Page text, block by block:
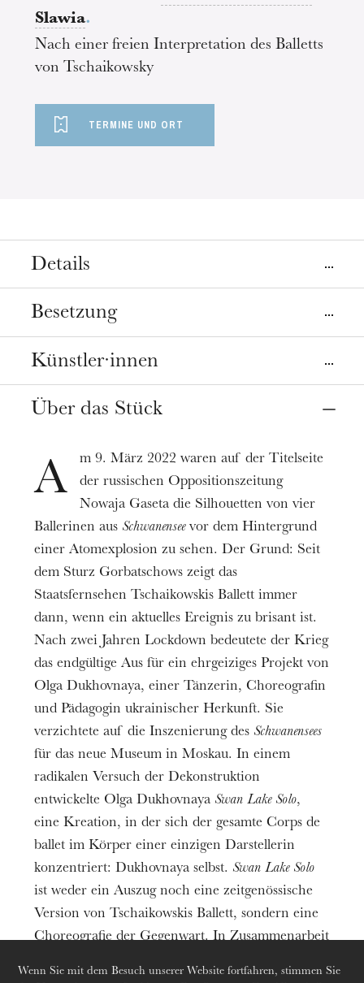
Wenn Sie mit dem Besuch unserer Website fortfahren, stimmen Sie
Slawia.
Nach einer freien Interpretation des Balletts
von Tschaikowsky
TERMINE UND ORT
Details
Ort
Straßburg
Salle des fêtes de l'Aubette 1928
05 06Mai 2023
Preis
Eintritt frei (im Rahmen der verfügbaren
Plätze)
Spieldauer
0h35
Informationen
Auf Vorschlag von POLE-SUD, Centre de
développement chorégraphique national.
Produktion C.A.M.P / Amélie-Anne Chapelain.
Koproduktion Le Quartz - Scène Nationale de
Brest, Au bout du plongeoir & la Coopération
Nantes-Rennes-Brest-Rouen - Itinéraires
d'artiste(s).
Mit der Unterstützung der Rencontres
chorégraphiques internationales de Seine-Saint-
Denis, der DRAC Bretagne und Danse Dense;
Dank an das CCNRB - Collectif FAIR-E für die
Studioausleihe.
Besetzung
Partition chorégraphique
Olga Dukhovnaya, Alexis Hedouin
Partition sonore
Partition lumière et costume
Guillaume Jouin Marion Regnier
Régie générale
Moustache, Felix Löhmann
Regard extérieur
François Maurisse
Künstler·innen
Choreographin, Tanzerin
Über das Stück
A
m 9. März 2022 waren auf der Titelseite
der russischen Oppositionszeitung
Nowaja Gaseta die Silhouetten von vier
Ballerinen aus Schwanenseevor dem Hintergrund
einer Atomexplosion zu sehen. Der Grund: Seit
dem Sturz Gorbatschows zeigt das
Staatsfernsehen Tschaikowskis Ballett immer
dann, wenn ein aktuelles Ereignis zu brisant ist.
Nach zwei Jahren Lockdown bedeutete der Krieg
das endgültige Aus für ein ehrgeiziges Projekt von
Olga Dukhovnaya, einer Tänzerin, Choreografin
und Pädagogin ukrainischer Herkunft. Sie
verzichtete auf die Inszenierung des Schwanensees
für das neue Museum in Moskau. In einem
radikalen Versuch der Dekonstruktion
entwickelte Olga Dukhovnaya Swan Lake Solo,
eine Kreation, in der sich der gesamte Corps de
ballet im Körper einer einzigen Darstellerin
konzentriert: Dukhovnaya selbst. Swan Lake Solo
ist weder ein Auszug noch eine zeitgenössische
Version von Tschaikowskis Ballett, sondern eine
Choreografie der Gegenwart. In Zusammenarbeit